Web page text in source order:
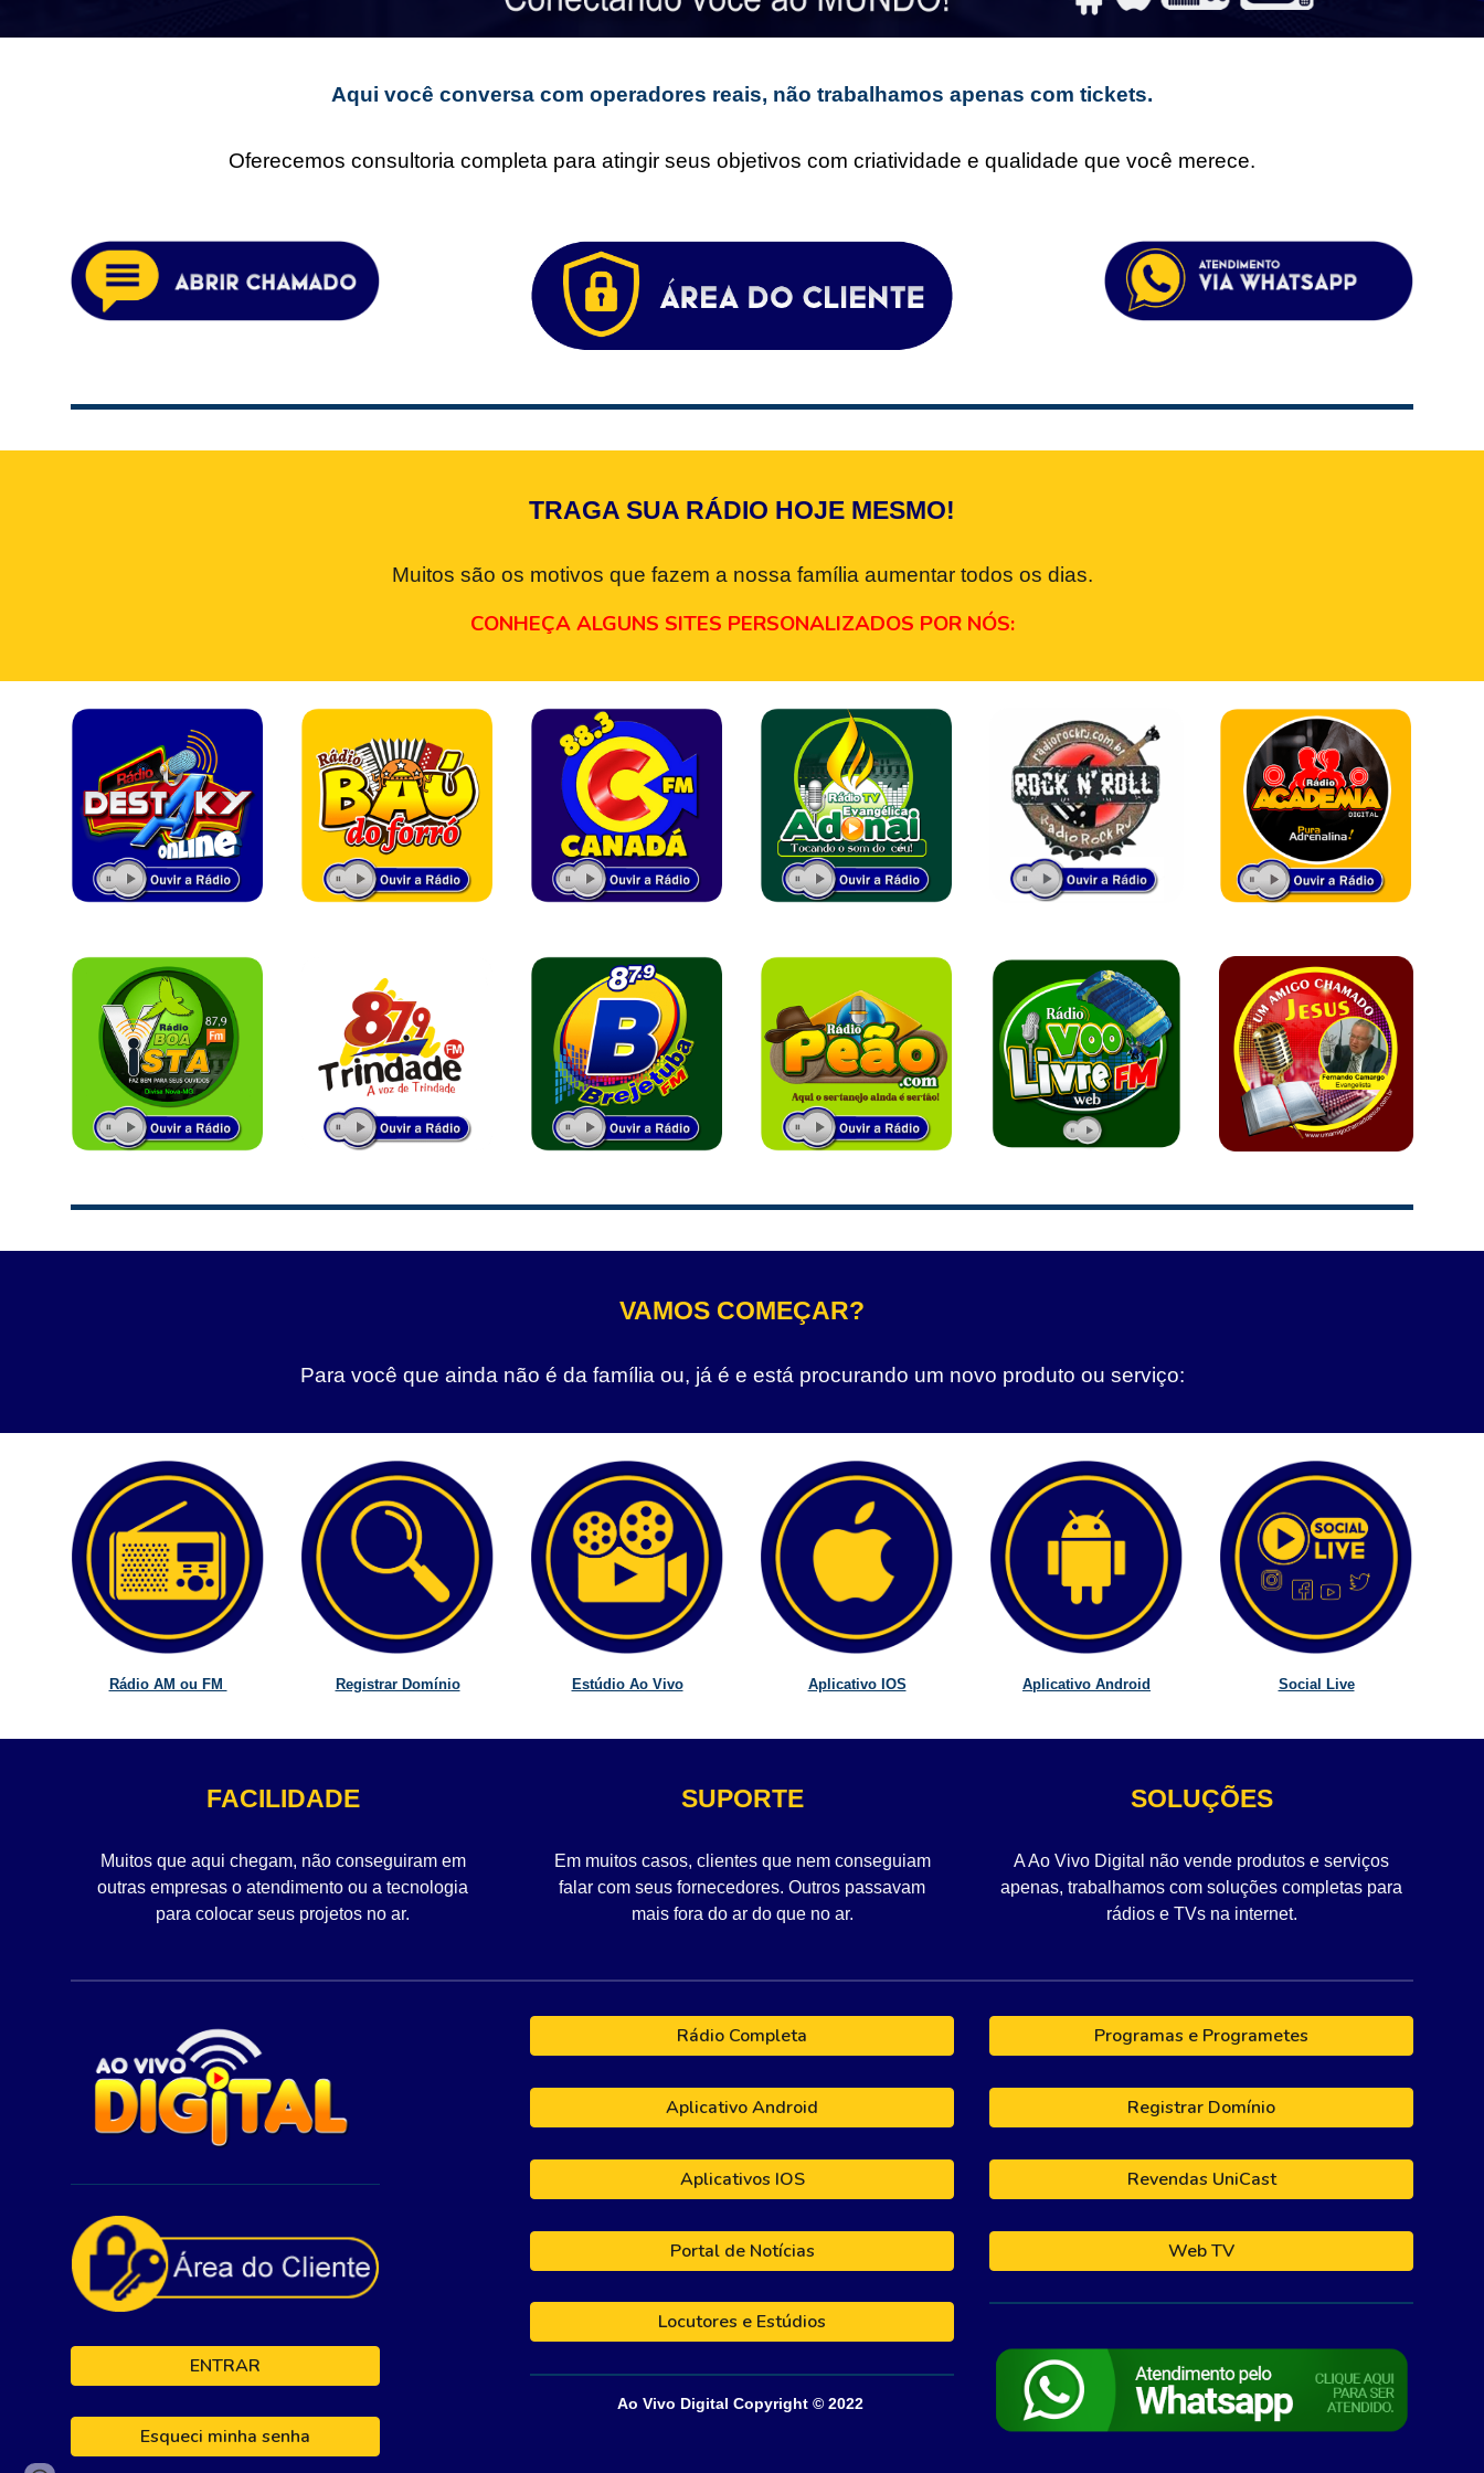
Aqui você conversa com operadores reais, não trabalhamos apenas com tickets.
Oferecemos consultoria completa para atingir seus objetivos com criatividade e qualidade que você merece.
TRAGA SUA RÁDIO HOJE MESMO!
Muitos são os motivos que fazem a nossa família aumentar todos os dias.
CONHEÇA ALGUNS SITES PERSONALIZADOS POR NÓS:
VAMOS COMEÇAR?
Para você que ainda não é da família ou, já é e está procurando um novo produto ou serviço:
Rádio AM ou FM Registrar Domínio Estúdio Ao Vivo Aplicativo IOS Aplicativo Android Social Live
FACILIDADE
Muitos que aqui chegam, não conseguiram em
outras empresas o atendimento ou a tecnologia
para colocar seus projetos no ar.
SUPORTE
Em muitos casos, clientes que nem conseguiam
falar com seus fornecedores. Outros passavam
mais fora do ar do que no ar.
SOLUÇÕES
A Ao Vivo Digital não vende produtos e serviços
apenas, trabalhamos com soluções completas para
rádios e TVs na internet.
ENTRAR
Esqueci minha senha
Rádio Completa
Aplicativo Android
Aplicativos IOS
Portal de Notícias
Locutores e Estúdios
Ao Vivo Digital Copyright © 2022
Programas e Programetes
Registrar Domínio
Revendas UniCast
Web TV